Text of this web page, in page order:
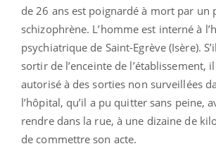
de 26 ans est poignardé à mort par un
schizophrène. L’homme est interné à
psychiatrique de Saint-Egrève (Isère).
sortir de l’enceinte de l’établissement,
autorisé à des sorties non surveillées
l’hôpital, qu’il a pu quitter sans peine,
rendre dans la rue, à une dizaine de
de commettre son acte.